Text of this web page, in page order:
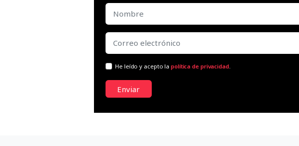
He leído y acepto lapolítica de privacidad.
Enviar